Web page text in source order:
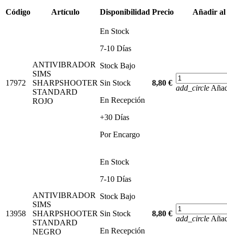
Código Artículo Disponibilidad Precio Añadir
17972
ANTIVIBRADOR
SIMS
SHARPSHOOTER
STANDARD
ROJO
En Stock
7-10 Días
Stock Bajo
Sin Stock
En Recepción
+30 Días
Por Encargo
8,80 €
add_circle
13958
ANTIVIBRADOR
SIMS
SHARPSHOOTER
STANDARD
NEGRO
En Stock
7-10 Días
Stock Bajo
Sin Stock
En Recepción
8,80 €
add_circle